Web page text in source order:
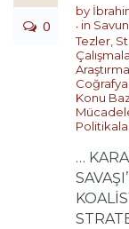
0
by
in
Tezler
Coğrafya
Konu
…